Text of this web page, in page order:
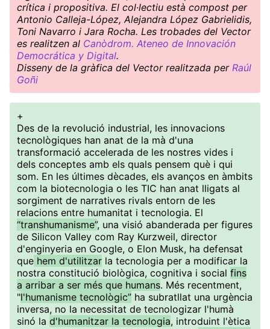
crítica i propositiva. El col·lectiu està compost per
Antonio Calleja-López, Alejandra López Gabrielidis,
Toni Navarro i Jara Rocha. Les trobades del Vector
es realitzen al Canòdrom. Ateneo de Innovación
Democrática y Digital.
Disseny de la gràfica del Vector realitzada per Raúl
Goñi
+
Des de la revolució industrial, les innovacions
tecnològiques han anat de la mà d'una
transformació accelerada de les nostres vides i
dels conceptes amb els quals pensem què i qui
som. En les últimes dècades, els avanços en àmbits
com la biotecnologia o les TIC han anat lligats al
sorgiment de narratives rivals entorn de les
relacions entre humanitat i tecnologia. El
“transhumanisme”, una visió abanderada per figures
de Silicon Valley com Ray Kurzweil, director
d'enginyeria en Google, o Elon Musk, ha defensat
que hem d'utilitzar la tecnologia per a modificar la
nostra constitució biològica, cognitiva i social fins
a arribar a ser més que humans. Més recentment,
"l'humanisme tecnològic” ha subratllat una urgència
inversa, no la necessitat de tecnologizar l'humà
sinó la d'humanitzar la tecnologia, introduint l'ètica